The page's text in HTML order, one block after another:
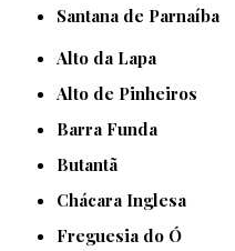
Santana de Parnaíba
Alto da Lapa
Alto de Pinheiros
Barra Funda
Butantã
Chácara Inglesa
Freguesia do Ó